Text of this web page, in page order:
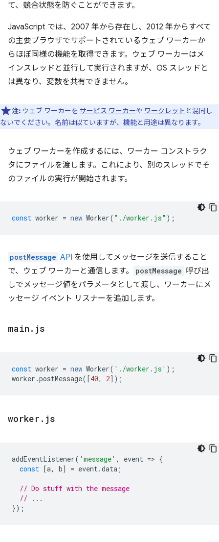
て、競合状態を防ぐことができます。
JavaScript では、2007 年から存在し、2012 年からすべて
の主要ブラウザでサポートされているウェブ ワーカーか
らほぼ同様の機能を取得できます。ウェブ ワーカーはメ
インスレッドと並行して実行されますが、OS スレッドと
は異なり、変数を共有できません。
注: ウェブ ワーカーを サービス ワーカーや ワークレット と混同し
ないでください。名前は似ていますが、機能と用途は異なります。
ウェブ ワーカーを作成するには、ワーカー コンストラク
タにファイルを渡します。これにより、別のスレッドでそ
のファイルの実行が開始されます。
const worker = new Worker( "./worker.js" );
postMessage API を使用してメッセージを送信すること
で、ウェブ ワーカーと通信します。
postMessage 呼び出
しでメッセージ値をパラメータとして渡し、ワーカーにメ
ッセージ イベント リスナーを追加します。
main . js
const worker = new Worker( './worker.js' );
worker .postMessage([40, 2]);
worker . js
addEventListener( 'message' , event => {
const [a, b] = event.data ;
// Do stuff with the message
// ...
});